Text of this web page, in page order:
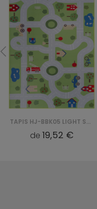
TAPIS HJ-BBK05 LIGHT SNOOKI BBK - ZIELONY
de 19,52 €